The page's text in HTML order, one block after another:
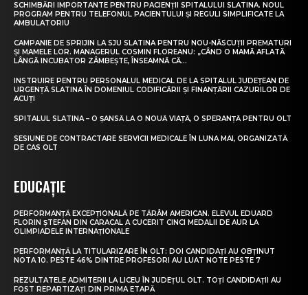
SCHIMBĂRI IMPORTANTE PENTRU PACIENȚII SPITALULUI SLATINA. NOUL
PROGRAM PENTRU TELEFONUL PACIENTULUI ȘI REGULI SIMPLIFICATE LA
AMBULATORIU
CAMPANIE DE SPRIJIN LA SJU SLATINA PENTRU NOU-NĂSCUȚII PREMATURI
ȘI MAMELE LOR. MANAGERUL COSMIN FLOREANU: „CÂND O MAMĂ AFLATĂ
LÂNGĂ INCUBATOR ZÂMBEȘTE, ÎNSEAMNĂ CĂ...
INSTRUIRE PENTRU PERSONALUL MEDICAL DE LA SPITALUL JUDEȚEAN DE
URGENȚĂ SLATINA ÎN DOMENIUL CODIFICĂRII ȘI FINANȚĂRII CAZURILOR DE
ACUȚI
SPITALUL SLATINA – O ȘANSĂ LA O NOUĂ VIAȚĂ, O SPERANȚĂ PENTRU OLT
SESIUNE DE CONTRACTARE SERVICII MEDICALE ÎN LUNA MAI, ORGANIZATĂ
DE CAS OLT
EDUCAȚIE
PERFORMANȚĂ EXCEPȚIONALĂ PE TĂRÂM AMERICAN. ELEVUL EDUARD
FLORIN ȘTEFAN DIN CARACAL A CUCERIT CINCI MEDALII DE AUR LA
OLIMPIADELE INTERNAȚIONALE
PERFORMANȚĂ LA TITULARIZARE ÎN OLT: DOI CANDIDAȚI AU OBȚINUT
NOTA 10. PESTE 46% DINTRE PROFESORI AU LUAT NOTE PESTE 7
REZULTATELE ADMITERII LA LICEU ÎN JUDEȚUL OLT. TOȚI CANDIDAȚII AU
FOST REPARTIZAȚI DIN PRIMA ETAPĂ